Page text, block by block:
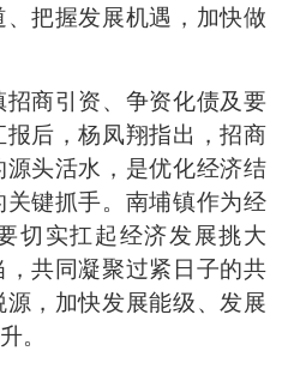
把握发展机遇，加快做
商引资、争资化债及要
后，杨凤翔指出，招商
头活水，是优化经济结
键抓手。南埔镇作为经
切实扛起经济发展挑大
共同凝聚过紧日子的共
，加快发展能级、发展
。